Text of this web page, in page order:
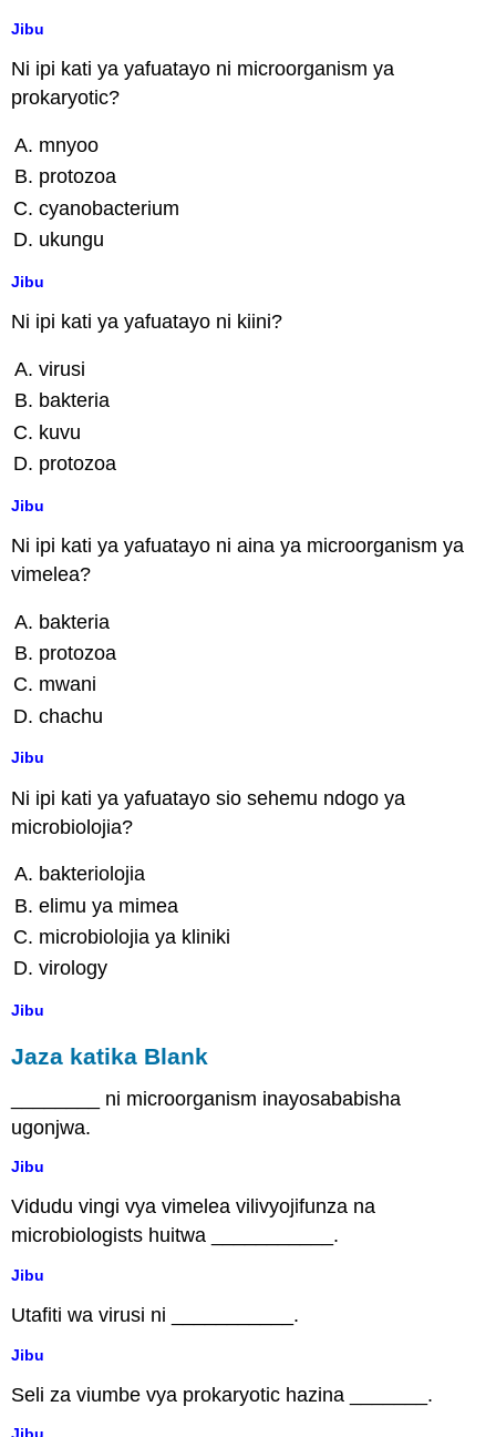
Jibu
Ni ipi kati ya yafuatayo ni microorganism ya
prokaryotic?
mnyoo
protozoa
cyanobacterium
ukungu
Jibu
Ni ipi kati ya yafuatayo ni kiini?
virusi
bakteria
kuvu
protozoa
Jibu
Ni ipi kati ya yafuatayo ni aina ya microorganism ya
vimelea?
bakteria
protozoa
mwani
chachu
Jibu
Ni ipi kati ya yafuatayo sio sehemu ndogo ya
microbiolojia?
bakteriolojia
elimu ya mimea
microbiolojia ya kliniki
virology
Jibu
Jaza katika Blank
________ ni microorganism inayosababisha
ugonjwa.
Jibu
Vidudu vingi vya vimelea vilivyojifunza na
microbiologists huitwa ___________.
Jibu
Utafiti wa virusi ni ___________.
Jibu
Seli za viumbe vya prokaryotic hazina _______.